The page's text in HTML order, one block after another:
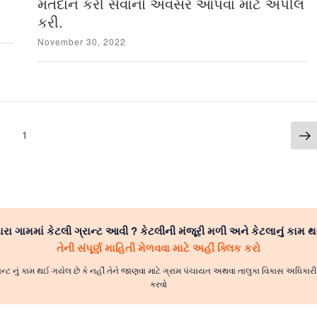
કરી.
Posted
November 30, 2022
1
ગામમાં કેટલી ગ્રાન્ટ આવી ? કેટલીની મંજૂરી મળી અને કેટલાનું કામ
તેની સંપૂર્ણ માહિતી મેળવવા માટે અહીં ક્લિક કરો
નું કામ થઈ ગયેલ છે કે નહીં તેને જાણવા માટે ગ્રામ પંચાયત અથવા તાલુકા વિકાસ
કરવો